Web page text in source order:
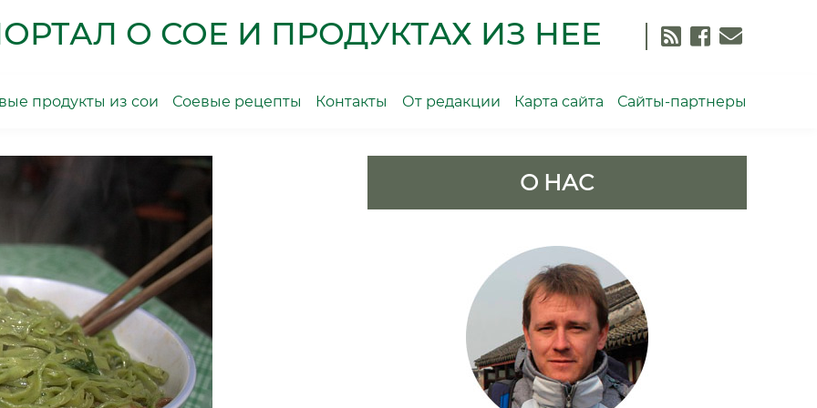
О СОЕ И ПРОДУКТАХ ИЗ НЕЕ
продукты из сои Соевые рецепты Контакты От редакции Карта сайта Сайты-партнеры
О НАС